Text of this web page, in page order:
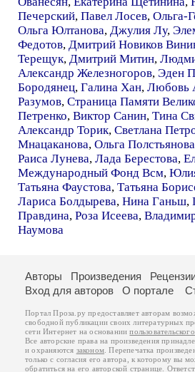
Печерский, Павел Лосев, Ольга-
Ольга Юлтанова, Джулия Лу,
Федотов, Дмитрий Новиков
Терещук, Дмитрий Митин,
Александр Железногоров, Эден
Бородянец, Галина Хан, Любовь
Разумов, Страница Памяти
Петренко, Виктор Санин, Тина
Александр Торик, Светлана
Мнацаканова, Ольга
Раиса Лунева, Лада Берестова,
Международный Фонд Всм,
Татьяна Фаустова, Татьяна
Лариса Болдырева, Нина Ганьш,
Правдина, Роза Исеева,
Наумова
Авторы Произведения
Вход для авторов
О портале
Портал Проза.ру предоставляет авторам
свободной публикации своих литературных
сети Интернет на основании
Все авторские права на произведения
и охраняются законом . Перепечатка
только с согласия его автора, к которому вы
обратиться на его авторской странице.